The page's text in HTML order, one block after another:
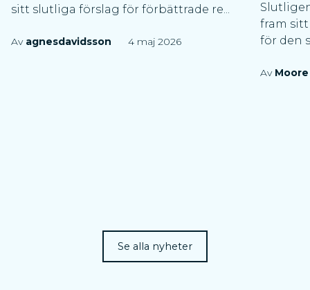
sitt slutliga förslag för förbättrade re...
Av agnesdavidsson 4 maj 2026
fram
för den
Av
Se alla nyheter